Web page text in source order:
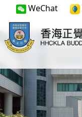
WeChat